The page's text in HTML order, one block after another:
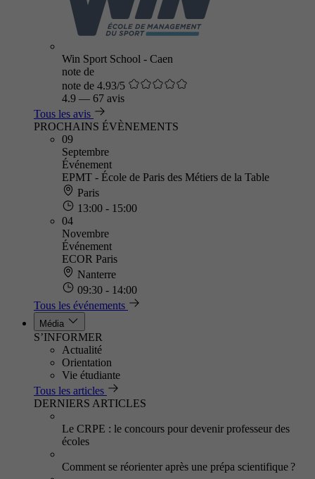
Win Sport School - Caen
note de
note de 4.93/5
4.9 — 67 avis
Tous les avis
PROCHAINS ÉVÈNEMENTS
09
Septembre
Événement
EPMT - École de Paris des Métiers de la Table
Paris
13:00 - 15:00
04
Novembre
Événement
ECOR Paris
Nanterre
09:30 - 14:00
Tous les événements
Média
S’INFORMER
Actualité
Orientation
Vie étudiante
Tous les articles
DERNIERS ARTICLES
Le CRPE : le concours pour devenir professeur des
écoles
Comment se réorienter après une prépa scientifique ?